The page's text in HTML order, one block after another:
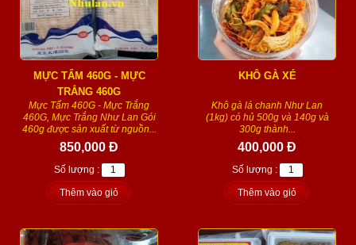
MỰC TẨM 460G - MỰC
TRẮNG 460G
Mực Tẩm 460G - Mực Trắng
460G, Mực Trắng Như Lan Gói
460g được sản xuất từ nguồn...
850,000 Đ
Số lượng :
Thêm vào giỏ
KHÔ GÀ XÉ
Khô gà lá chanh Như Lan
(1kg) có hủ 500g và 140g và
300g thành...
400,000 Đ
Số lượng :
Thêm vào giỏ